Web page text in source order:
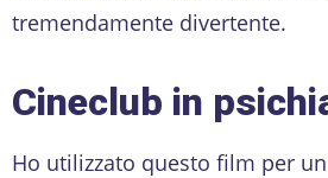
tremendamente divertente.
Cineclub in
Ho utilizzato questo film per